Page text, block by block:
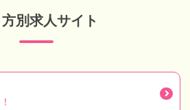
別求人サイト